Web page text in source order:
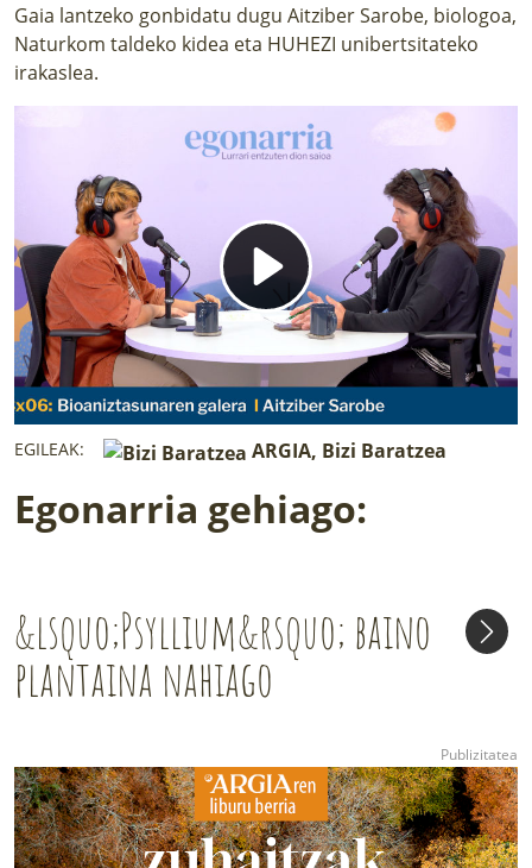
LURRAREN AGENDA
AZOKA
Gaia lantzeko gonbidatu dugu Aitziber Sarobe, biologoa,
Naturkom taldeko kidea eta HUHEZI unibertsitateko
irakaslea.
EGILEAK: ARGIA, Bizi Baratzea
Egonarria gehiago:
&lsquo;Psyllium&rsquo; baino
plantaina nahiago